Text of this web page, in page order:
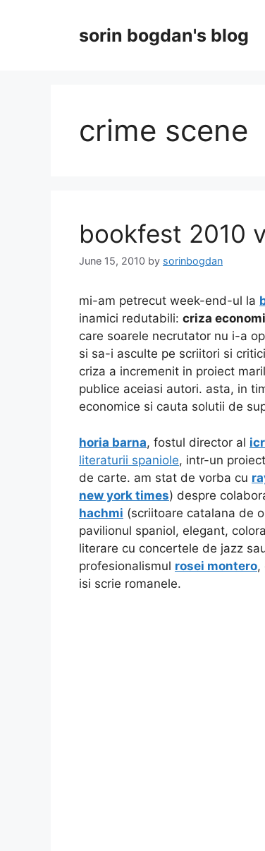
sorin bogdan's blog
crime scene
bookfest 2010
June 15, 2010 by sorinbogdan
mi-am petrecut week-end-ul la
inamici redutabili: criza
care soarele necrutator nu i-a
si sa-i asculte pe scriitori si
criza a incremenit in proiect
publice aceiasi autori. asta, in
economice si cauta solutii de
horia barna, fostul director al
literaturii spaniole, intr-un
de carte. am stat de vorba cu
new york times) despre
hachmi (scriitoare catalana de
pavilionul spaniol, elegant,
literare cu concertele de jazz
profesionalismul rosei montero,
isi scrie romanele.